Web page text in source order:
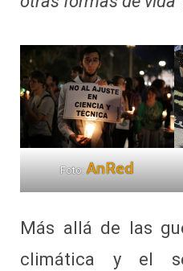
Foto:AnRed
Más allá de las
climática y el